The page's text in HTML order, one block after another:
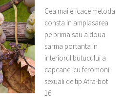
Cea mai eficace metoda
consta in amplasarea
pe prima sau a doua
sarma portanta in
interiorul butucului a
capcanei cu feromoni
sexuali de tip Atra-bot
16.